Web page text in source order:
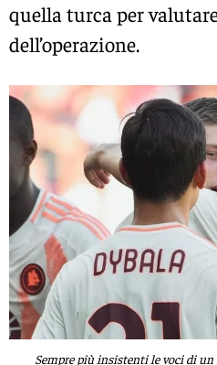
quella turca per
dell’operazione.
Sempre più insistenti le voci di